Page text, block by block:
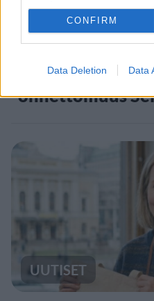
CONFIRM
Data Deletion Data
UUTISET
Laittomassa
onnettomuus
UUTISET